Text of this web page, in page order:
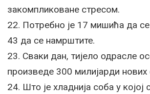
закомпликоване стресом.
22. Потребно је 17 мишића да се
43 да се намрштите.
23. Сваки дан, тијело одрасле
произведе 300 милијарди нових
24. Што је хладнија соба у којој